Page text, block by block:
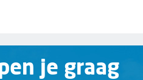
je graag